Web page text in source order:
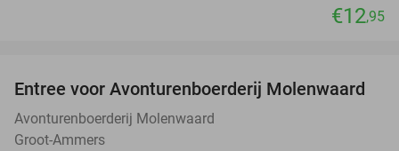
€12,95
27%
Entree voor Avonturenboerderij Molenwaard
Avonturenboerderij Molenwaard
Groot-Ammers